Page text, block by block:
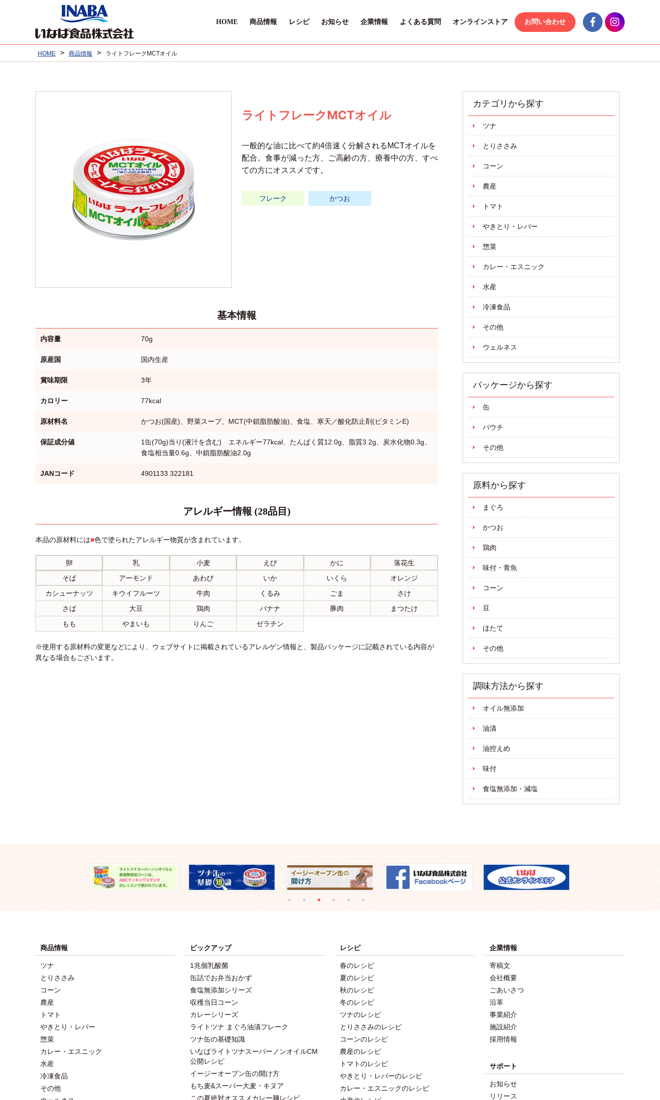
HOME 商品情報 レシピ お知らせ 企業情報 よくある質問 オンラインストア お問い合わせ
HOME > 商品情報 > ライトフレークMCTオイル
ライトフレークMCTオイル
一般的な油に比べて約4倍速く分解されるMCTオイルを
配合。食事が減った方、ご高齢の方、療養中の方、すべ
ての方にオススメです。
フレーク かつお
基本情報
内容量 70g
原産国 国内生産
賞味期限 3年
カロリー 77kcal
原材料名 かつお(国産)、野菜スープ、MCT(中鎖脂肪酸油)、食塩、寒天／酸化防止剤(ビタミンE)
保証成分値
1缶(70g)当り(液汁を含む) エネルギー77kcal、たんぱく質12.0g、脂質3.2g、炭水化物0.3g、
食塩相当量0.6g、中鎖脂肪酸油2.0g
JANコード 4901133 322181
アレルギー情報 (28品目)
本品の原材料には■色で塗られたアレルギー物質が含まれています。
卵 乳 小麦 えび かに
落花生
そば
アーモンド あわび いか いくら
オレンジ
カシューナッツ
キウイフルーツ 牛肉 くるみ ごま
さけ
さば
大豆 鶏肉 バナナ 豚肉
まつたけ
もも
やまいも りんご ゼラチン
※使用する原材料の変更などにより、ウェブサイトに掲載されているアレルゲン情報と、製品パッケージに記載されている内容が
異なる場合もございます。
カテゴリから探す
ツナ
とりささみ
コーン
農産
トマト
やきとり・レバー
惣菜
カレー・エスニック
水産
冷凍食品
その他
ウェルネス
パッケージから探す
缶
パウチ
その他
原料から探す
まぐろ
かつお
鶏肉
味付・青魚
コーン
豆
ほたて
その他
調味方法から探す
オイル無添加
油漬
油控えめ
味付
食塩無添加・減塩
商品情報
ツナ
とりささみ
コーン
農産
トマト
やきとり・レバー
惣菜
カレー・エスニック
水産
冷凍食品
その他
ピックアップ
1兆個乳酸菌
缶詰でお弁当おかず
食塩無添加シリーズ
収穫当日コーン
カレーシリーズ
ライトツナ まぐろ油漬フレーク
ツナ缶の基礎知識
いなばライトツナスーパーノンオイルCM
公開レシピ
イージーオープン缶の開け方
もち麦&スーパー大麦・キヌア
この夏絶対オススメカレー麺レシピ
レシピ
春のレシピ
夏のレシピ
秋のレシピ
冬のレシピ
ツナのレシピ
とりささみのレシピ
コーンのレシピ
農産のレシピ
トマトのレシピ
やきとり・レバーのレシピ
カレー・エスニックのレシピ
企業情報
寄稿文
会社概要
ごあいさつ
沿革
事業紹介
施設紹介
採用情報
サポート
お知らせ
リリース